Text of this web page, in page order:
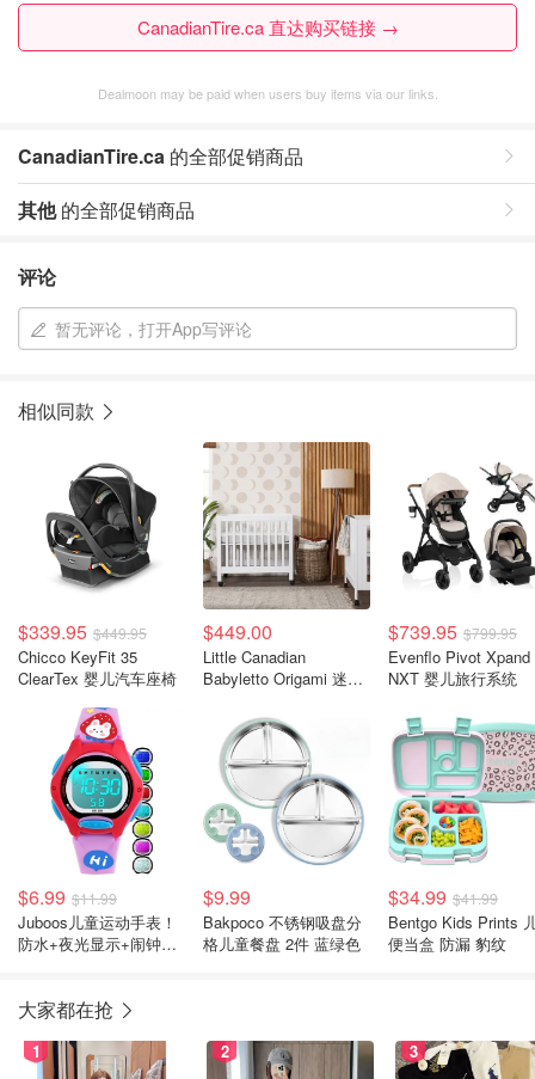
CanadianTire.ca 直达购买链接 →
Dealmoon may be paid when users buy items via our links.
CanadianTire.ca 的全部促销商品
其他的全部促销商品
评论
暂无评论，打开App写评论
相似同款
$339.95 $449.95
Chicco KeyFit 35
ClearTex 婴儿汽车座椅
$449.00
Little Canadian
Babyletto Origami 迷你
$739.95 $799.95
Evenflo Pivot Xpand
NXT 婴儿旅行系统
$6.99 $11.99
Juboos儿童运动手表！
防水+夜光显示+闹钟秒
$9.99
Bakpoco 不锈钢吸盘分
格儿童餐盘 2件 蓝绿色
$34.99 $41.99
Bentgo Kids Prints
便当盒 防漏 豹纹
大家都在抢
1 2 3